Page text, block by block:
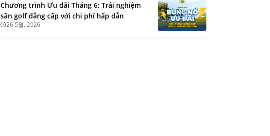
Chương trình Ưu đãi Tháng 6: Trải nghiệm
sân golf đẳng cấp với chi phí hấp dẫn
26 5월, 2026